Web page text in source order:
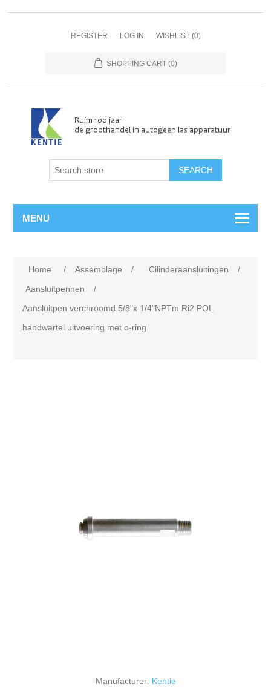
REGISTER LOG IN WISHLIST (0)
SHOPPING CART (0)
MENU
Home / Assemblage / Cilinderaansluitingen
/
Aansluitpennen
/
Aansluitpen verchroomd 5/8"x 1/4"NPTm Ri2 POL
handwartel uitvoering met o-ring
Manufacturer: Kentie